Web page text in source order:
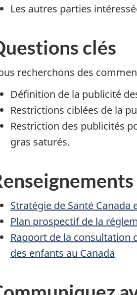
Les autres parties
clés
recherchons des
Définition de la publicité
Restrictions ciblées de la
Restriction des publicités
gras saturés.
Stratégie de Santé Canada
Plan prospectif de la
Rapport de la consultation
des enfants au Canada